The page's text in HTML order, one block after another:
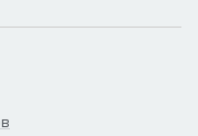
которая
поблизости,
и с
мире помогают
лету